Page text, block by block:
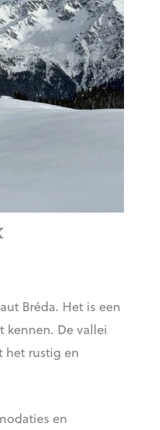
Bréda. Het is een
De vallei
het rustig en
en